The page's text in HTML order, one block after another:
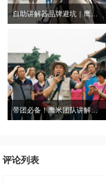
自助讲解器品牌避坑｜鹰米自助讲解器，实测好用不踩雷
带团必备！鹰米团队讲解器，防串音 + 易管理双在线
评论列表